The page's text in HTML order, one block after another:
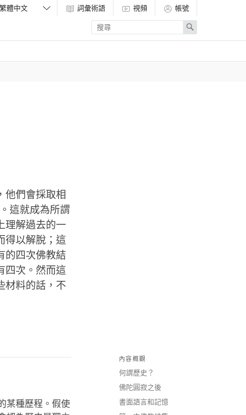
詞彙術語 視頻
帳號
Enter
search
term
Search
他們會採取相
這就成為所謂
理解過去的一
得以解脫；這
的四次佛教結
四次。然而這
材料的話，不
內容概觀
何謂歷史？
佛陀圓寂之後
書面語言和記憶
某種歷程。假使